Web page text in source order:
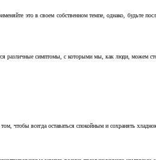
это в своем собственном темпе, однако, будьте
различные симптомы, с которыми мы, как люди, можем
чтобы всегда оставаться спокойным и сохранять